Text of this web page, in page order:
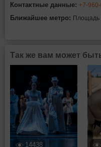
Контактные данные: +7-
Ближайшее метро: Площадь
Так же вам может
14438